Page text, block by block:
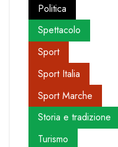
Politica
Spettacolo
Sport
Sport Italia
Sport Marche
Storia e tradizione
Turismo